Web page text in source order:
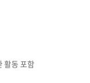
활동 포함